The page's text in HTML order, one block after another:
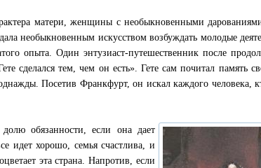
матери, женщины с необыкновенными
необыкновенным искусством возбуждать молодые
опыта. Один энтузиаст-путешественник после
сделался тем, чем он есть». Гете сам почитал память
Посетив Франкфурт, он искал каждого человека,
обязанности, если она дает
идет хорошо, семья счастлива, и
эта страна. Напротив, если